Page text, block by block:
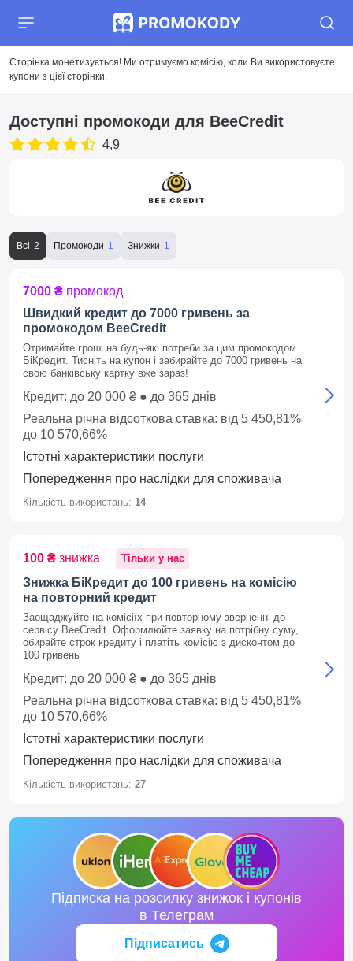
Сторінка монетизується! Ми отримуємо комісію, коли Ви використовуєте
купони з цієї сторінки.
Доступні промокоди для BeeCredit
4,9
Всі Промокоди Знижки
7000 ₴ промокод
Швидкий кредит до 7000 гривень за
промокодом BeeCredit
Отримайте гроші на будь-які потреби за цим промокодом
БіКредит. Тисніть на купон і забирайте до 7000 гривень на
свою банківську картку вже зараз!
Кредит: до 20 000 ₴ ● до 365 днів
Реальна річна відсоткова ставка: від 5 450,81%
до 10 570,66%
Істотні характеристики послуги
Попередження про наслідки для споживача
Кількість використань: 14
100 ₴ знижка Тільки у нас
Знижка БіКредит до 100 гривень на комісію
на повторний кредит
Заощаджуйте на комісіїх при повторному зверненні до
сервісу BeeCredit. Оформлюйте заявку на потрібну суму,
обирайте строк кредиту і платіть комісію з дисконтом до
100 гривень
Кредит: до 20 000 ₴ ● до 365 днів
Реальна річна відсоткова ставка: від 5 450,81%
до 10 570,66%
Істотні характеристики послуги
Попередження про наслідки для споживача
Кількість використань: 27
Підписка на розсилку знижок і купонів
в Телеграм
Підписатись